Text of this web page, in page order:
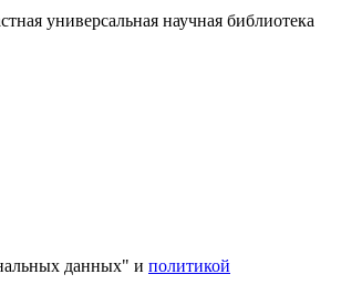
универсальная научная библиотека
данных" и политикой